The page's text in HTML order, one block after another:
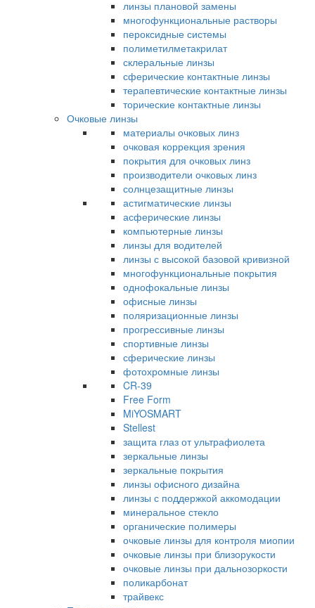
линзы плановой замены
многофункциональные растворы
пероксидные системы
полиметилметакрилат
склеральные линзы
сферические контактные линзы
терапевтические контактные линзы
торические контактные линзы
Очковые линзы
материалы очковых линз
очковая коррекция зрения
покрытия для очковых линз
производители очковых линз
солнцезащитные линзы
астигматические линзы
асферические линзы
компьютерные линзы
линзы для водителей
линзы с высокой базовой кривизной
многофункциональные покрытия
однофокальные линзы
офисные линзы
поляризационные линзы
прогрессивные линзы
спортивные линзы
сферические линзы
фотохромные линзы
CR-39
Free Form
MiYOSMART
Stellest
защита глаз от ультрафиолета
зеркальные линзы
зеркальные покрытия
линзы офисного дизайна
линзы с поддержкой аккомодации
минеральное стекло
органические полимеры
очковые линзы для контроля миопии
очковые линзы при близорукости
очковые линзы при дальнозоркости
поликарбонат
трайвекс